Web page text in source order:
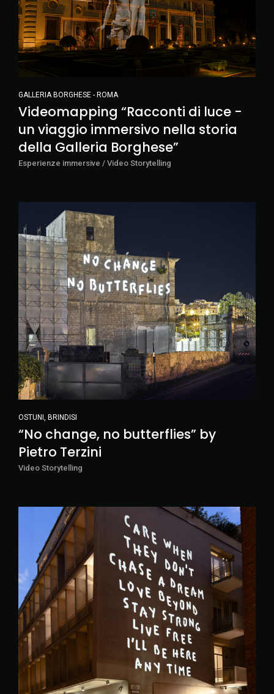
GALLERIA BORGHESE - ROMA
Videomapping “Racconti di luce -
un viaggio immersivo nella storia
della Galleria Borghese”
Esperienze immersive / Video Storytelling
OSTUNI, BRINDISI
“No change, no butterflies” by
Pietro Terzini
Video Storytelling